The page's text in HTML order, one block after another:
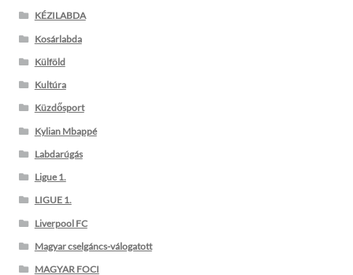
KÉZILABDA
Kosárlabda
Külföld
Kultúra
Küzdősport
Kylian Mbappé
Labdarúgás
Ligue 1.
LIGUE 1.
Liverpool FC
Magyar cselgáncs-válogatott
MAGYAR FOCI